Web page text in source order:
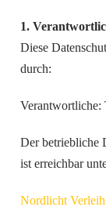
1.
Diese
durch:
Der betriebliche
ist erreichbar
Nordlicht Verleih